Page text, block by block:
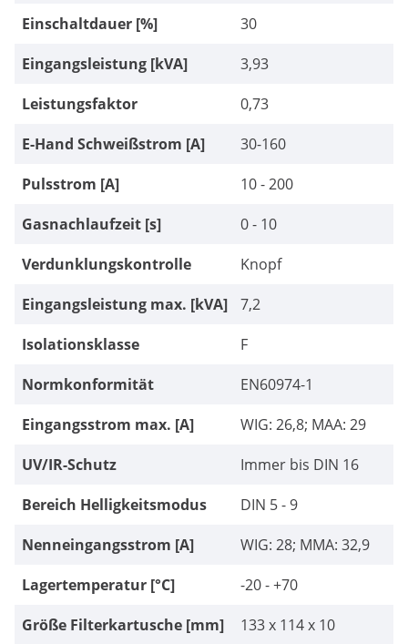
Einschaltdauer [%]
30
Eingangsleistung [kVA]
3,93
Leistungsfaktor
0,73
E-Hand Schweißstrom [A]
30-160
Pulsstrom [A]
10 - 200
Gasnachlaufzeit [s]
0 - 10
Verdunklungskontrolle
Knopf
Eingangsleistung max. [kVA]
7,2
Isolationsklasse
F
Normkonformität
EN60974-1
Eingangsstrom max. [A]
WIG: 26,8; MAA: 29
UV/IR-Schutz
Immer bis DIN 16
Bereich Helligkeitsmodus
DIN 5 - 9
Nenneingangsstrom [A]
WIG: 28; MMA: 32,9
Lagertemperatur [°C]
-20 - +70
Größe Filterkartusche [mm]
133 x 114 x 10